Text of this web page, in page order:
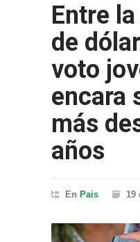
Entre
de
voto
encara
más
años
En Pais 19